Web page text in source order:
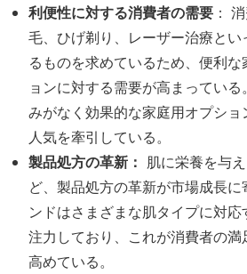
利便性に対する消費者の需要 ：
毛、ひげ剃り、レーザー治療と
るものを求めているため、便利
ョンに対する需要が高まってい
みがなく効果的な家庭用オプシ
人気を牽引している。
製品処方の革新：
肌に栄養を与
ど、製品処方の革新が市場成長
ンドはさまざまな肌タイプに対
注力しており、これが消費者の
高めている。